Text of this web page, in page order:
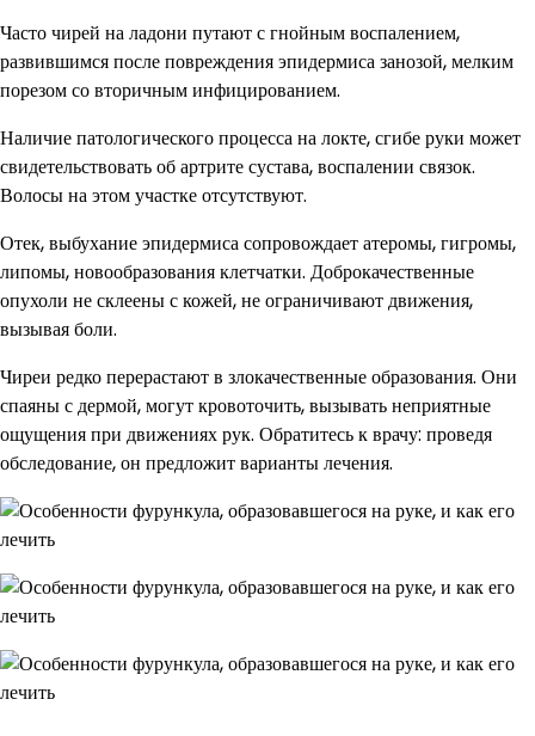
Часто чирей на ладони путают с гнойным воспалением,
развившимся после повреждения эпидермиса занозой, мелким
порезом со вторичным инфицированием.
Наличие патологического процесса на локте, сгибе руки может
свидетельствовать об артрите сустава, воспалении связок.
Волосы на этом участке отсутствуют.
Отек, выбухание эпидермиса сопровождает атеромы, гигромы,
липомы, новообразования клетчатки. Доброкачественные
опухоли не склеены с кожей, не ограничивают движения,
вызывая боли.
Чиреи редко перерастают в злокачественные образования. Они
спаяны с дермой, могут кровоточить, вызывать неприятные
ощущения при движениях рук. Обратитесь к врачу: проведя
обследование, он предложит варианты лечения.